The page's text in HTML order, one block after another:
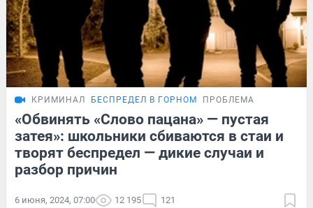
КРИМИНАЛ БЕСПРЕДЕЛ В ГОРНОМ ПРОБЛЕМА
«Обвинять «Слово пацана» — пустая
затея»: школьники сбиваются в стаи и
творят беспредел — дикие случаи и
разбор причин
6 июня, 2024, 07:00 12 195 121